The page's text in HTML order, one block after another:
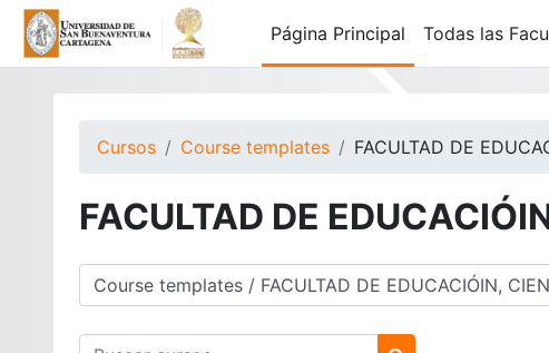
Salta al contenido principal
Página Principal
Todas las
Cursos Course templates FACULTAD DE
FACULTAD DE
Categorías